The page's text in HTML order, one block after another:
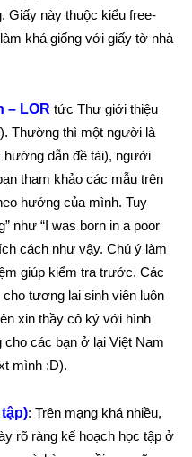
Giấy này thuộc kiểu free-
khá giống với giấy tờ nhà
– LOR tức Thư giới thiệu
Thường thì một người là
dẫn đề tài), người
tham khảo các mẫu trên
hướng của mình. Tuy
như “I was born in a poor
cách như vậy. Chú ý làm
giúp kiểm tra trước. Các
tương lai sinh viên luôn
xin thầy cô ký với hình
các bạn ở lại Việt Nam
mình :D).
: Trên mạng khá nhiều,
rõ ràng kế hoạch học tập ở